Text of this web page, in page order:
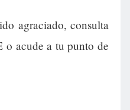
agraciado, consulta
acude a tu punto de